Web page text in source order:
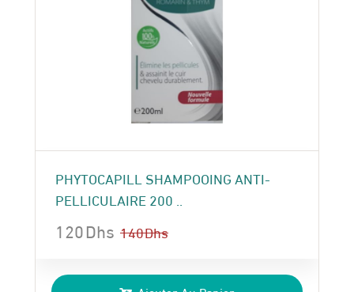
PHYTOCAPILL SHAMPOOING ANTI-
PELLICULAIRE 200 ..
140Dhs
prix
120Dhs
prix